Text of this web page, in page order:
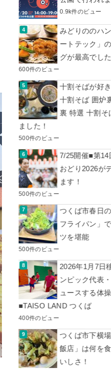
0.9k件のビュー
みどりののハ
ートテック」
グが最高でし
600件のビュー
十割そばが好
十割そば 囲炉
裏 特選 十割そ
ました！
500件のビュー
7/25開催■第14
おどり2026が
ます！
500件のビュー
つくば市春日
フライパン」
ツを堪能
500件のビュー
2026年1月7日
ンピック代表
ュースする体
■TAISO LAND つくば
400件のビュー
つくば市下横
飯店」は何を
いしさ！